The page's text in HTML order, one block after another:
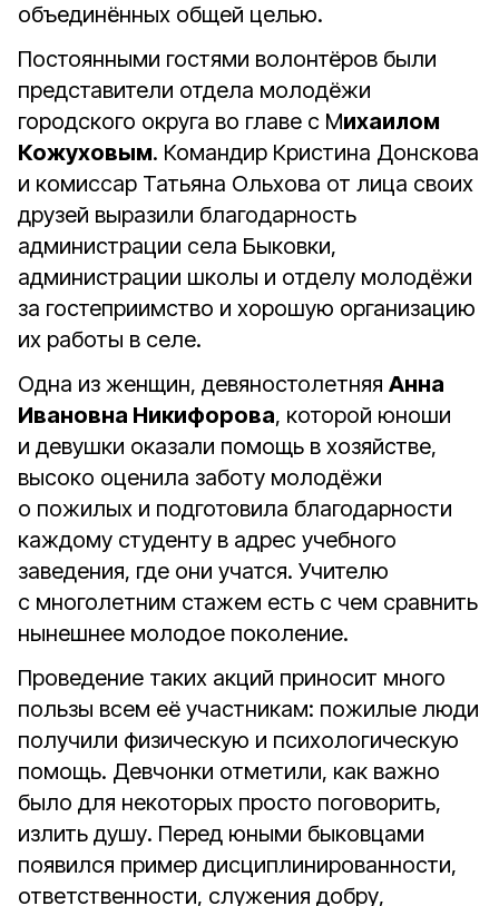
объединённых общей целью.
Постоянными гостями волонтёров были
представители отдела молодёжи
городского округа во главе с Михаилом
Кожуховым. Командир Кристина Донскова
и комиссар Татьяна Ольхова от лица своих
друзей выразили благодарность
администрации села Быковки,
администрации школы и отделу молодёжи
за гостеприимство и хорошую организацию
их работы в селе.
Одна из женщин, девяностолетняя Анна
Ивановна Никифорова, которой юноши
и девушки оказали помощь в хозяйстве,
высоко оценила заботу молодёжи
о пожилых и подготовила благодарности
каждому студенту в адрес учебного
заведения, где они учатся. Учителю
с многолетним стажем есть с чем сравнить
нынешнее молодое поколение.
Проведение таких акций приносит много
пользы всем её участникам: пожилые люди
получили физическую и психологическую
помощь. Девчонки отметили, как важно
было для некоторых просто поговорить,
излить душу. Перед юными быковцами
появился пример дисциплинированности,
ответственности, служения добру,